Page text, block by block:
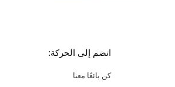
انضم إلى الحركة:
كن بائعًا معنا